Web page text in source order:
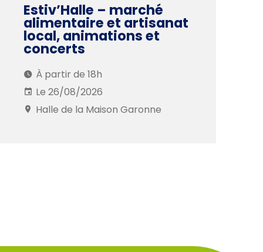
Estiv’Halle – marché
alimentaire et artisanat
local, animations et
concerts
À partir de 18h
Le 26/08/2026
Halle de la Maison Garonne